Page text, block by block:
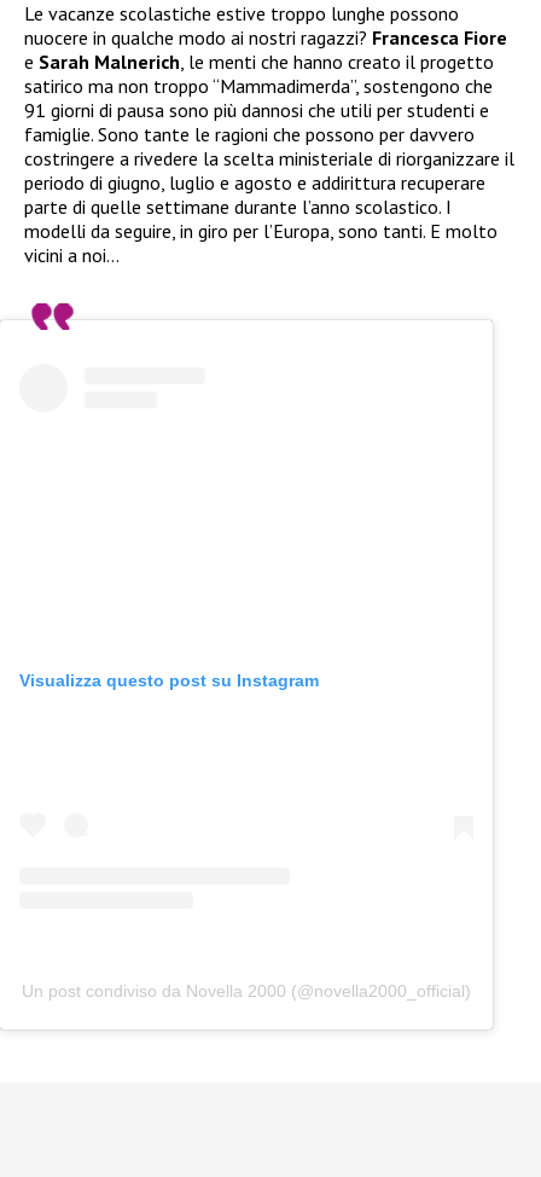
Le vacanze scolastiche estive troppo lunghe possono
nuocere in qualche modo ai nostri ragazzi? Francesca Fiore
e Sarah Malnerich, le menti che hanno creato il progetto
satirico ma non troppo “Mammadimerda”, sostengono che
91 giorni di pausa sono più dannosi che utili per studenti e
famiglie. Sono tante le ragioni che possono per davvero
costringere a rivedere la scelta ministeriale di riorganizzare il
periodo di giugno, luglio e agosto e addirittura recuperare
parte di quelle settimane durante l’anno scolastico. I
modelli da seguire, in giro per l’Europa, sono tanti. E molto
vicini a noi…
Visualizza questo post su Instagram
Un post condiviso da Novella 2000 (@novella2000_official)